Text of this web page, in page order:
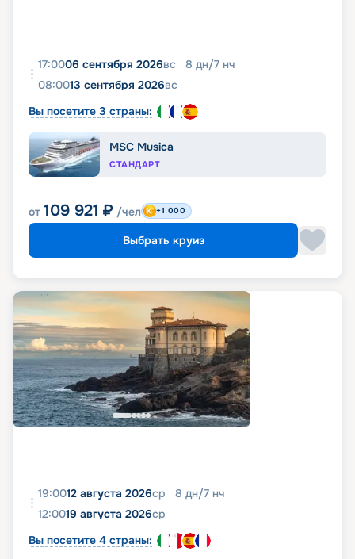
17:0006 сентября 2026вс 8 дн/7 нч
08:0013 сентября 2026вс
Вы посетите 3 страны:
MSC Musica
СТАНДАРТ
от 109 921 ₽ /чел +1 000
Выбрать круиз
19:0012 августа 2026ср 8 дн/7 нч
12:0019 августа 2026ср
Вы посетите 4 страны: